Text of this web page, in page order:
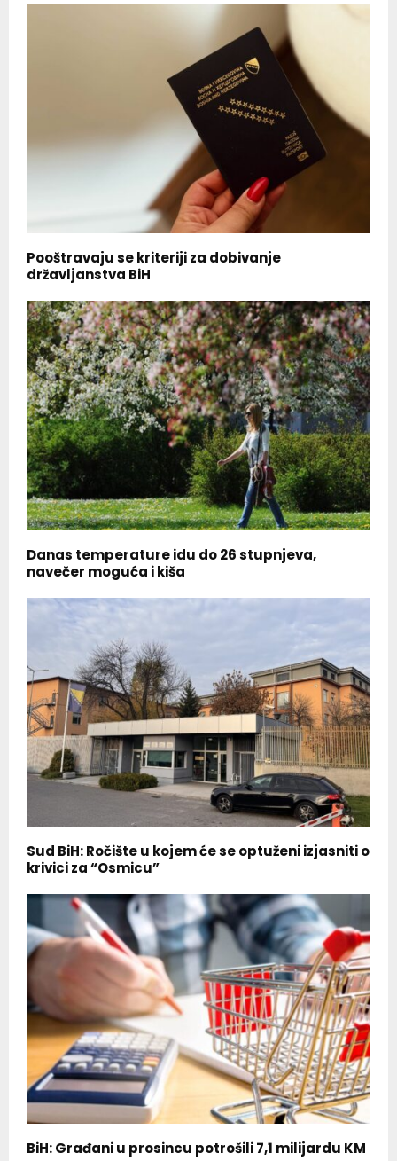
Pooštravaju se kriteriji za dobivanje
državljanstva BiH
Danas temperature idu do 26 stupnjeva,
navečer moguća i kiša
Sud BiH: Ročište u kojem će se optuženi izjasniti o
krivici za “Osmicu”
BiH: Građani u prosincu potrošili 7,1 milijardu KM